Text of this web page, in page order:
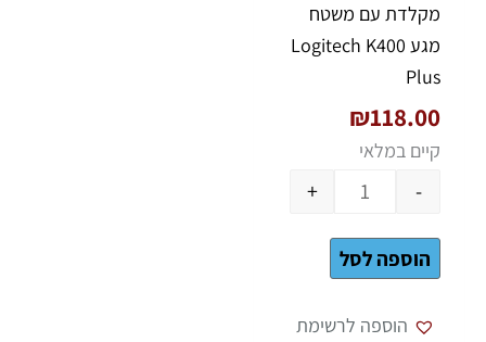
‏מקלדת עם משטח
מגע Logitech K400
Plus
₪118.00
קיים במלאי
-
+
הוספה לסל
הוספה לרשימת